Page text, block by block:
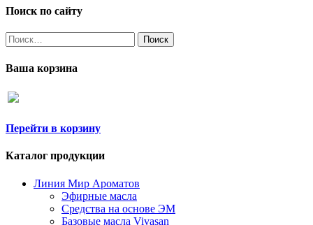
Поиск по сайту
Найти:
Ваша корзина
Перейти в корзину
Каталог продукции
Линия Мир Ароматов
Эфирные масла
Средства на основе ЭМ
Базовые масла Vivasan